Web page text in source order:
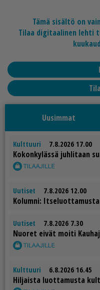
Tämä sisältö on
Tilaa digitaalinen lehti
Uusimmat
Kulttuuri 7.8.2026 17.00
Ko­kon­ky­läs­sä juh­li­taan
Uutiset 7.8.2026 12.00
Ko­lum­ni:
Uutiset 7.8.2026 7.30
Nuo­ret ei­vät moi­ti
Kulttuuri 6.8.2026 16.45
Hil­jais­ta luot­ta­mus­ta